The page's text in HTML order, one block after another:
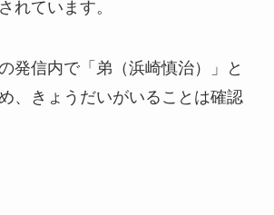
れています。
発信内で「弟（浜崎慎治）」と
、きょうだいがいることは確認